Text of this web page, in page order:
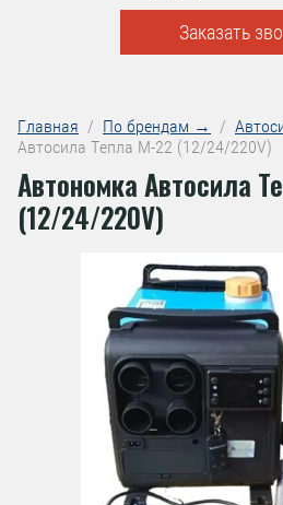
Заказать
Главная
  /
По брендам →
  /
Автосила Тепла M-22 (12/24/220V)
Автономка Автосила
(12/24/220V)